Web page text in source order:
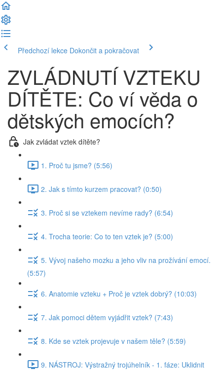
Předchozí lekce Dokončit a pokračovat
ZVLÁDNUTÍ VZTEKU
DÍTĚTE: Co ví věda o
dětských emocích?
Jak zvládat vztek dítěte?
1. Proč tu jsme? (5:56)
2. Jak s tímto kurzem pracovat? (0:50)
3. Proč si se vztekem nevíme rady? (6:54)
4. Trocha teorie: Co to ten vztek je? (5:00)
5. Vývoj našeho mozku a jeho vliv na prožívání emocí.
(5:57)
6. Anatomie vzteku + Proč je vztek dobrý? (10:03)
7. Jak pomoci dětem vyjádřit vztek? (7:43)
8. Kde se vztek projevuje v našem těle? (5:59)
9. NÁSTROJ: Výstražný trojúhelník - 1. fáze: Uklidnit